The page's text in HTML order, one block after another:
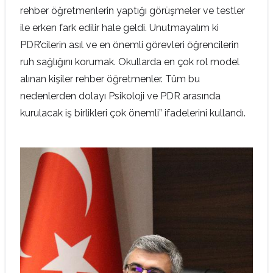
rehber öğretmenlerin yaptığı görüşmeler ve testler
ile erken fark edilir hale geldi. Unutmayalım ki
PDR’cilerin asıl ve en önemli görevleri öğrencilerin
ruh sağlığını korumak. Okullarda en çok rol model
alınan kişiler rehber öğretmenler. Tüm bu
nedenlerden dolayı Psikoloji ve PDR arasında
kurulacak iş birlikleri çok önemli” ifadelerini kullandı.